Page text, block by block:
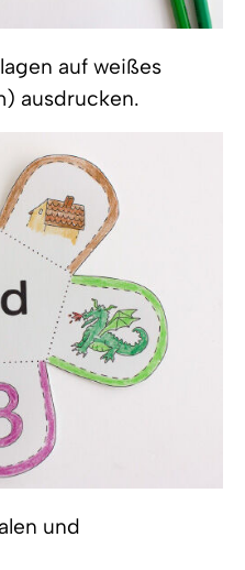
auf weißes
ausdrucken.
und